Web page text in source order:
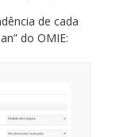
de cada
do OMIE: